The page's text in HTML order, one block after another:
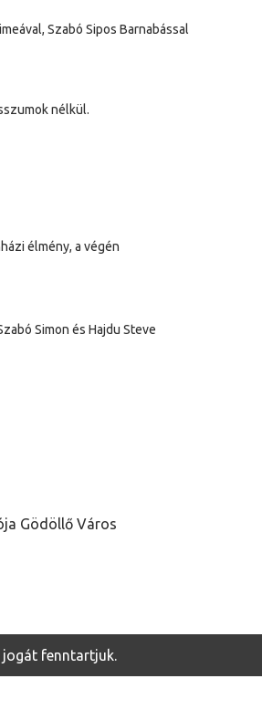
Szabó Sipos Barnabással
nélkül.
élmény, a végén
Simon és Hajdu Steve
Gödöllő Város
fenntartjuk.